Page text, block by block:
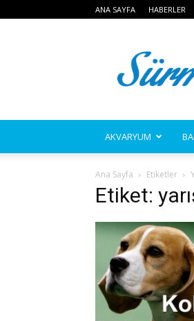
ANA SAYFA HABERLER
AKVARYUM
Ana Sayfa Etiketler
Etiket: